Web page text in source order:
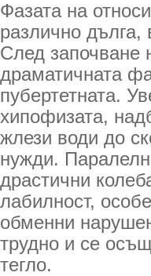
Фазата на
различно дълга,
След започване
драматичната
пубертетната.
хипофизата,
жлези води до
нужди.
драстични
лабилност,
обменни
трудно и се
тегло.